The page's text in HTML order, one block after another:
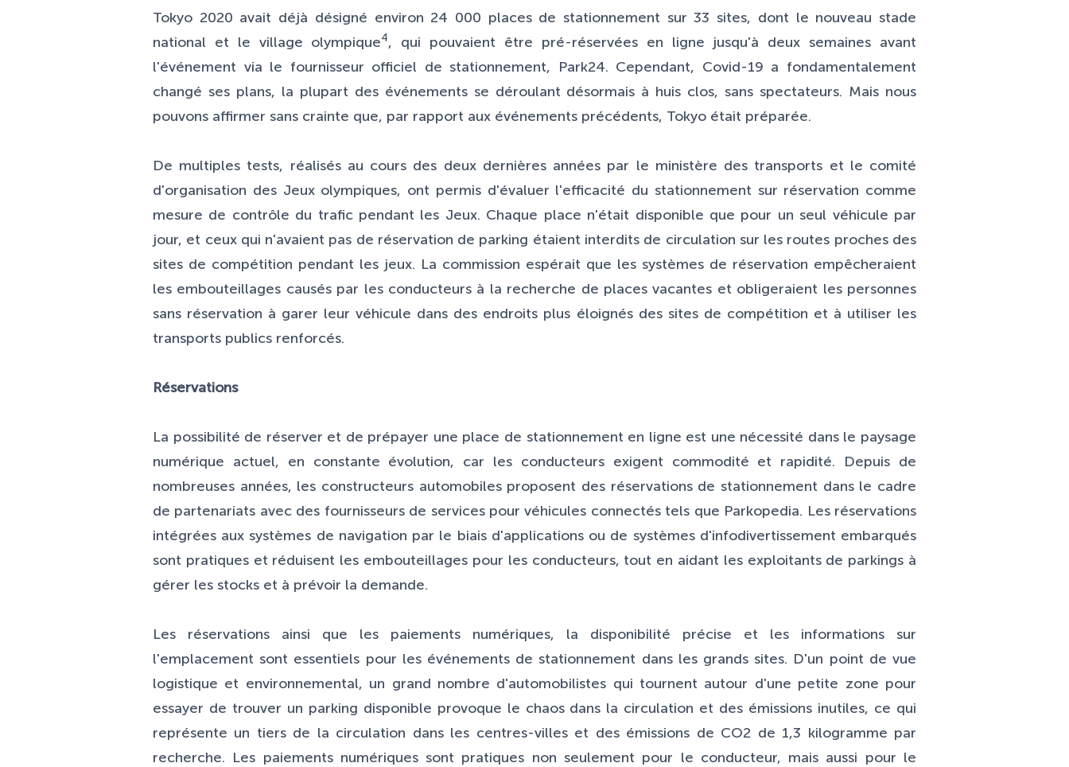
Tokyo 2020 avait déjà désigné environ 24 000 places de stationnement sur 33 sites, dont le nouveau stade
national et le village olympique4, qui pouvaient être pré-réservées en ligne jusqu'à deux semaines avant
l'événement via le fournisseur officiel de stationnement, Park24. Cependant, Covid-19 a fondamentalement
changé ses plans, la plupart des événements se déroulant désormais à huis clos, sans spectateurs. Mais nous
pouvons affirmer sans crainte que, par rapport aux événements précédents, Tokyo était préparée.
De multiples tests, réalisés au cours des deux dernières années par le ministère des transports et le comité
d'organisation des Jeux olympiques, ont permis d'évaluer l'efficacité du stationnement sur réservation comme
mesure de contrôle du trafic pendant les Jeux. Chaque place n'était disponible que pour un seul véhicule par
jour, et ceux qui n'avaient pas de réservation de parking étaient interdits de circulation sur les routes proches des
sites de compétition pendant les jeux. La commission espérait que les systèmes de réservation empêcheraient
les embouteillages causés par les conducteurs à la recherche de places vacantes et obligeraient les personnes
sans réservation à garer leur véhicule dans des endroits plus éloignés des sites de compétition et à utiliser les
transports publics renforcés.
Réservations
La possibilité de réserver et de prépayer une place de stationnement en ligne est une nécessité dans le paysage
numérique actuel, en constante évolution, car les conducteurs exigent commodité et rapidité. Depuis de
nombreuses années, les constructeurs automobiles proposent des réservations de stationnement dans le cadre
de partenariats avec des fournisseurs de services pour véhicules connectés tels que Parkopedia. Les réservations
intégrées aux systèmes de navigation par le biais d'applications ou de systèmes d'infodivertissement embarqués
sont pratiques et réduisent les embouteillages pour les conducteurs, tout en aidant les exploitants de parkings à
gérer les stocks et à prévoir la demande.
Les réservations ainsi que les paiements numériques, la disponibilité précise et les informations sur
l'emplacement sont essentiels pour les événements de stationnement dans les grands sites. D'un point de vue
logistique et environnemental, un grand nombre d'automobilistes qui tournent autour d'une petite zone pour
essayer de trouver un parking disponible provoque le chaos dans la circulation et des émissions inutiles, ce qui
représente un tiers de la circulation dans les centres-villes et des émissions de CO2 de 1,3 kilogramme par
recherche. Les paiements numériques sont pratiques non seulement pour le conducteur, mais aussi pour le